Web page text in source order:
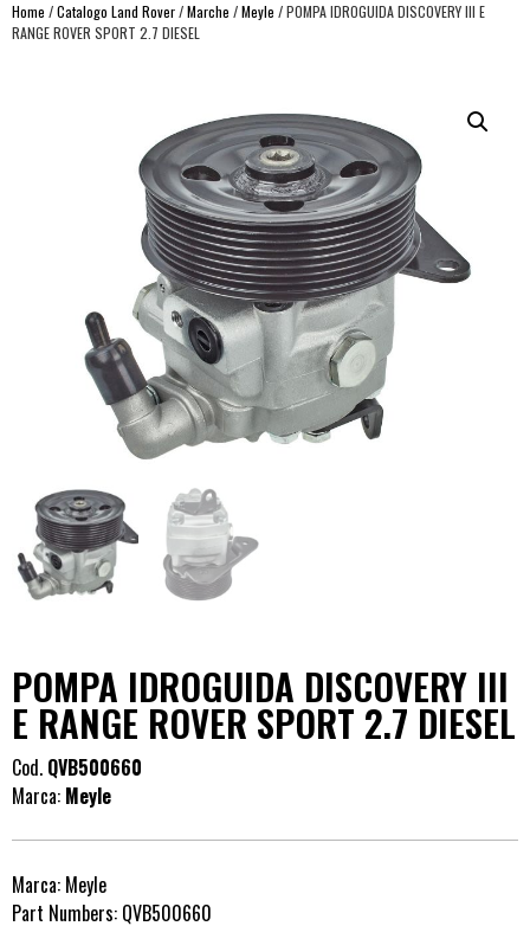
Home /Catalogo Land Rover/Marche /Meyle / POMPA IDROGUIDA DISCOVERY III E
RANGE ROVER SPORT 2.7 DIESEL
POMPA IDROGUIDA DISCOVERY III
E RANGE ROVER SPORT 2.7 DIESEL
Cod. QVB500660
Marca: Meyle
Marca: Meyle
Part Numbers: QVB500660